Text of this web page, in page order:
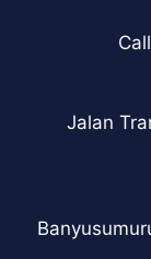
Jalan